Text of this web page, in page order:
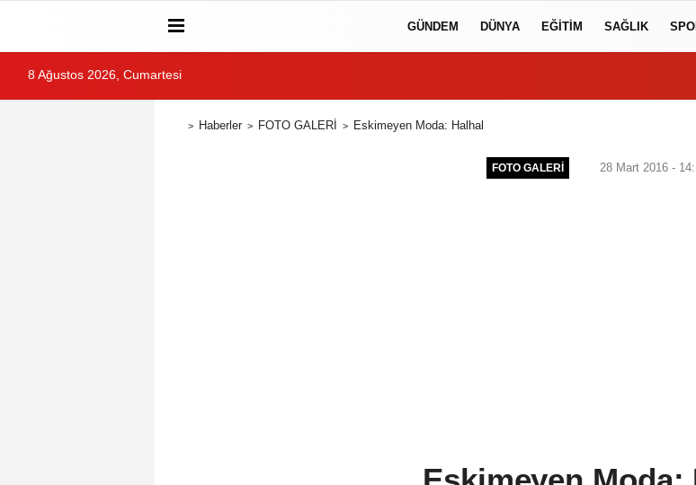
GÜNDEM DÜNYA EĞİTİM SAĞLIK
8 Ağustos 2026, Cumartesi
Haberler FOTO GALERİ Eskimeyen Moda: Halhal
FOTO GALERİ 28 Mart 2016 -